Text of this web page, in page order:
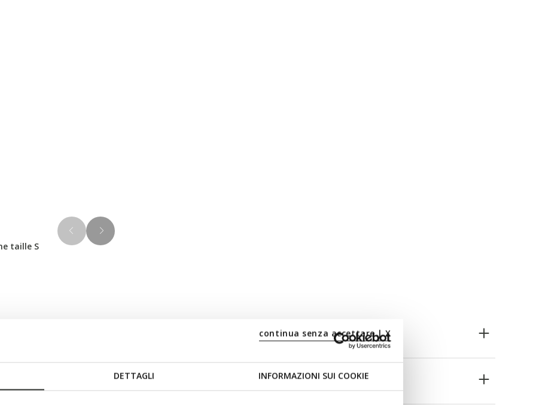
DETTAGLI INFORMAZIONI SUI COOKIE
continua senza accettare | X
taille S
et moderne. Ici
doux et ultra-léger en
se transforme
les manches.
Matériaux
Technologies